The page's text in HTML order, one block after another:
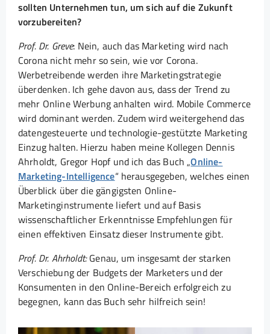
sollten Unternehmen tun, um sich auf die Zukunft
vorzubereiten?
Prof. Dr. Greve: Nein, auch das Marketing wird nach
Corona nicht mehr so sein, wie vor Corona.
Werbetreibende werden ihre Marketingstrategie
überdenken. Ich gehe davon aus, dass der Trend zu
mehr Online Werbung anhalten wird. Mobile Commerce
wird dominant werden. Zudem wird weitergehend das
datengesteuerte und technologie-gestützte Marketing
Einzug halten. Hierzu haben meine Kollegen Dennis
Ahrholdt, Gregor Hopf und ich das Buch „Online-
Marketing-Intelligence“ herausgegeben, welches einen
Überblick über die gängigsten Online-
Marketinginstrumente liefert und auf Basis
wissenschaftlicher Erkenntnisse Empfehlungen für
einen effektiven Einsatz dieser Instrumente gibt.
Prof. Dr. Ahrholdt:Genau, um insgesamt der starken
Verschiebung der Budgets der Marketers und der
Konsumenten in den Online-Bereich erfolgreich zu
begegnen, kann das Buch sehr hilfreich sein!